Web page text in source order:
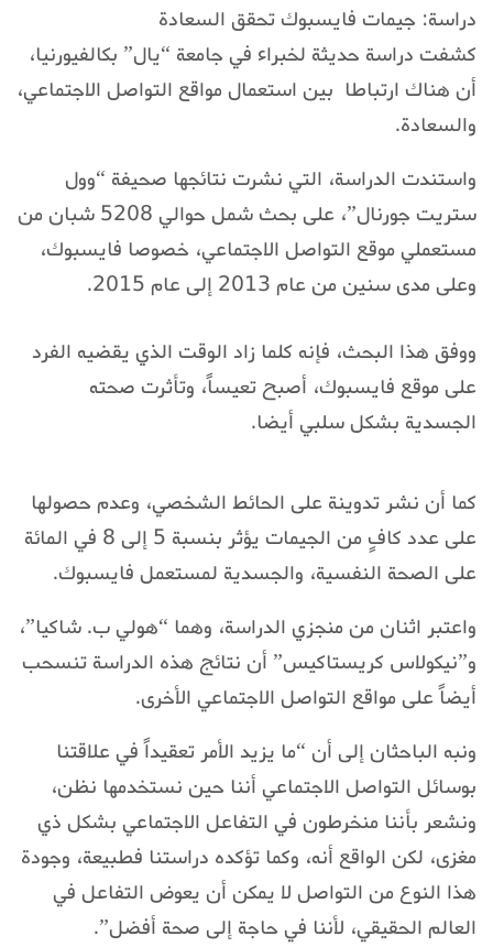
دراسة: جيمات فايسبوك تحقق السعادة
كشفت دراسة حديثة لخبراء في جامعة “يال” بكالفيورنيا،
أن هناك ارتباطا بين استعمال مواقع التواصل الاجتماعي،
والسعادة.
واستندت الدراسة، التي نشرت نتائجها صحيفة “وول
ستريت جورنال”، على بحث شمل حوالي 5208 شبان من
مستعملي موقع التواصل الاجتماعي، خصوصا فايسبوك،
وعلى مدى سنين من عام 2013 إلى عام 2015.
ووفق هذا البحث، فإنه كلما زاد الوقت الذي يقضيه الفرد
على موقع فايسبوك، أصبح تعيساً، وتأثرت صحته
الجسدية بشكل سلبي أيضا.
كما أن نشر تدوينة على الحائط الشخصي، وعدم حصولها
على عدد كافٍ من الجيمات يؤثر بنسبة 5 إلى 8 في المائة
على الصحة النفسية، والجسدية لمستعمل فايسبوك.
واعتبر اثنان من منجزي الدراسة، وهما “هولي ب. شاكيا”،
و”نيكولاس كريستاكيس” أن نتائج هذه الدراسة تنسحب
أيضاً على مواقع التواصل الاجتماعي الأخرى.
ونبه الباحثان إلى أن “ما يزيد الأمر تعقيداً في علاقتنا
بوسائل التواصل الاجتماعي أننا حين نستخدمها نظن،
ونشعر بأننا منخرطون في التفاعل الاجتماعي بشكل ذي
مغزى، لكن الواقع أنه، وكما تؤكده دراستنا فطبيعة، وجودة
هذا النوع من التواصل لا يمكن أن يعوض التفاعل في
العالم الحقيقي، لأننا في حاجة إلى صحة أفضل”.